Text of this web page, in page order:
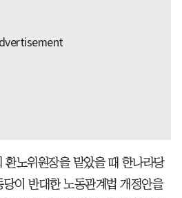
환노위원장을 맡았을 때 한나라당
이 반대한 노동관계법 개정안을